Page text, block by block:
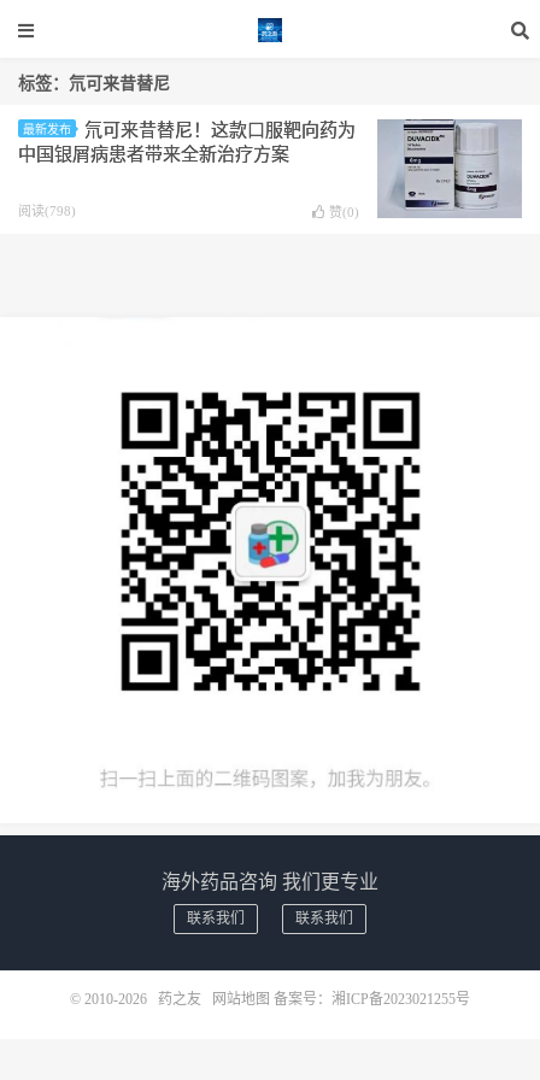
标签：氘可来昔替尼
最新发布
氘可来昔替尼！这款口服靶向药为
中国银屑病患者带来全新治疗方案
阅读(798) 赞(0)
海外药品咨询 我们更专业
联系我们 联系我们
© 2010-2026 药之友 网站地图 备案号： 湘ICP备2023021255号